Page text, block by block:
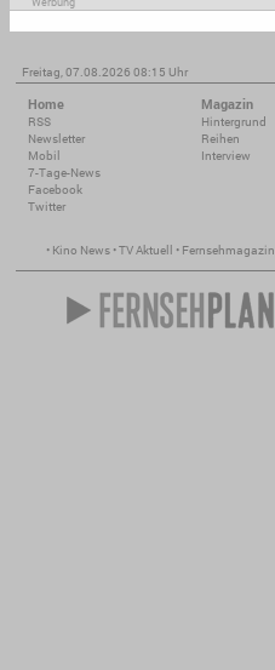
Freitag, 07.08.2026 08:15 Uhr
Home
RSS
Newsletter
Mobil
7-Tage-News
Facebook
Twitter
Magazin
Hintergrund
Reihen
Interview
• Kino News •TV Aktuell • Fernsehmagazin